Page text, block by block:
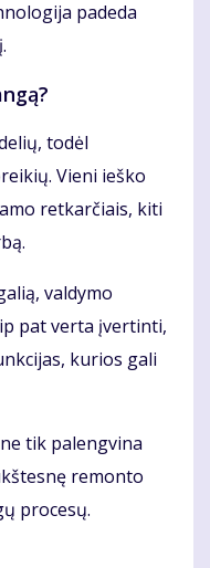
padeda
todėl
Vieni ieško
retkarčiais, kiti
valdymo
pat verta įvertinti,
kurios gali
tik palengvina
remonto
procesų.